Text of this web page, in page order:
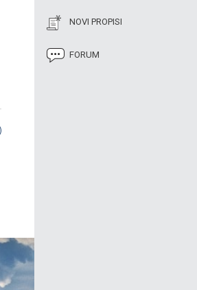
NOVI PROPISI
FORUM